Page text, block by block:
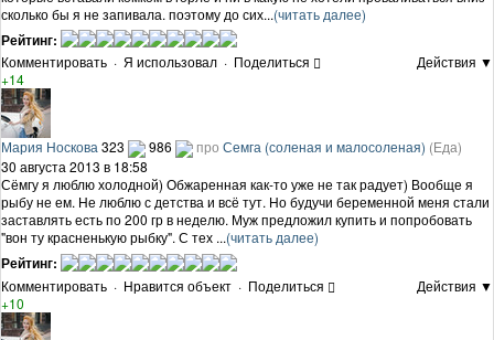
сколько бы я не запивала. поэтому до сих...(читать далее)
Рейтинг:
Комментировать · Я использовал · Поделиться
Действия ▼
+14
Мария Носкова323 986 про Семга (соленая и малосоленая) (Еда)
30 августа 2013 в 18:58
Сёмгу я люблю холодной) Обжаренная как-то уже не так радует) Вообще я
рыбу не ем. Не люблю с детства и всё тут. Но будучи беременной меня стали
заставлять есть по 200 гр в неделю. Муж предложил купить и попробовать
"вон ту красненькую рыбку". С тех ...(читать далее)
Рейтинг:
Комментировать · Нравится объект · Поделиться
Действия ▼
+10